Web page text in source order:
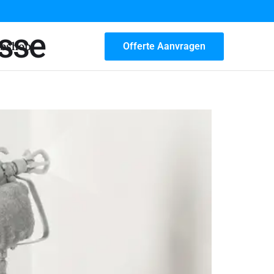
Offerte Aanvragen